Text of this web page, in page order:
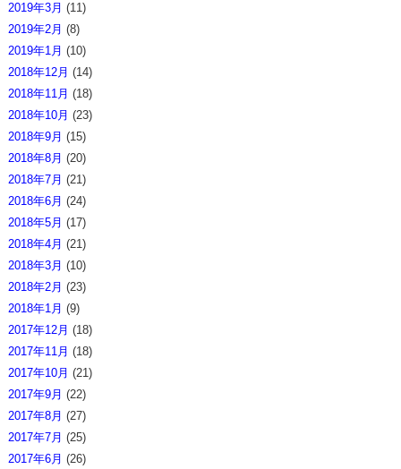
2019年3月 (11)
2019年2月 (8)
2019年1月 (10)
2018年12月 (14)
2018年11月 (18)
2018年10月 (23)
2018年9月 (15)
2018年8月 (20)
2018年7月 (21)
2018年6月 (24)
2018年5月 (17)
2018年4月 (21)
2018年3月 (10)
2018年2月 (23)
2018年1月 (9)
2017年12月 (18)
2017年11月 (18)
2017年10月 (21)
2017年9月 (22)
2017年8月 (27)
2017年7月 (25)
2017年6月 (26)